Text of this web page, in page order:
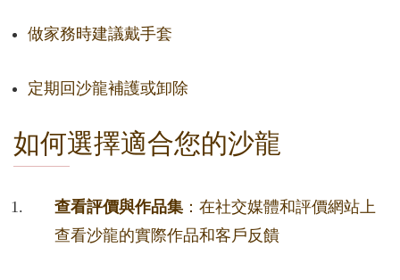
做家務時建議戴手套
定期回沙龍補護或卸除
如何選擇適合您的沙龍
查看評價與作品集 ：在社交媒體和評價網站上
查看沙龍的實際作品和客戶反饋